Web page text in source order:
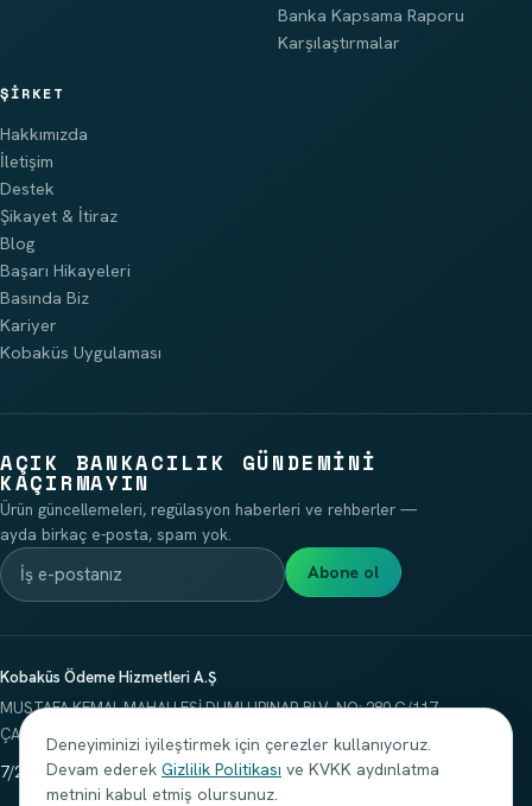
Banka Kapsama Raporu
Karşılaştırmalar
ŞIRKET
Hakkımızda
İletişim
Destek
Şikayet & İtiraz
Blog
Başarı Hikayeleri
Basında Biz
Kariyer
Kobaküs Uygulaması
AÇIK BANKACILIK GÜNDEMINI
KAÇIRMAYIN
Ürün güncellemeleri, regülasyon haberleri ve rehberler —
ayda birkaç e-posta, spam yok.
Abone ol
Kobaküs Ödeme Hizmetleri A.Ş
MUSTAFA KEMAL MAHALLESİ DUMLUPINAR BLV. NO: 280 G/117
ÇANKAYA/ANKARA
7/24 Destek:+90 312 499 3695·iletisim@kobakus.com
Deneyiminizi iyileştirmek için çerezler kullanıyoruz.
Devam ederek Gizlilik Politikası ve KVKK aydınlatma
metnini kabul etmiş olursunuz.